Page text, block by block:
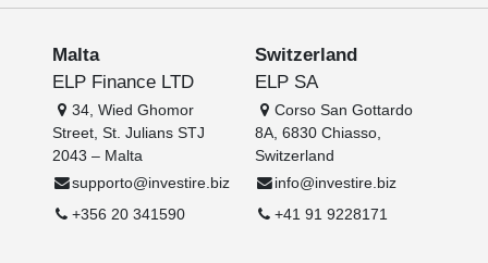
Malta
ELP Finance LTD
34, Wied Ghomor
Street, St. Julians STJ
2043 – Malta
supporto@investire.biz
+356 20 341590
Switzerland
ELP SA
Corso San Gottardo
8A, 6830 Chiasso,
Switzerland
info@investire.biz
+41 91 9228171